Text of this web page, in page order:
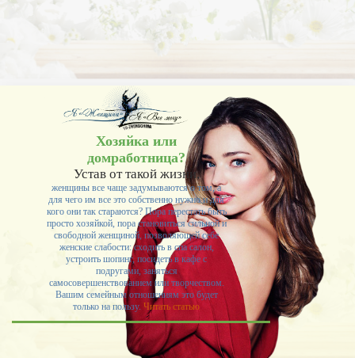
Хозяйка или
домработница?
Устав от такой жизни,
женщины все чаще задумываются о том, а
для чего им все это собственно нужно и для
кого они так стараются? Пора перестать быть
просто хозяйкой, пора становиться сильной и
свободной женщиной, позволяющей себе
женские слабости: сходить в спа салон,
устроить шопинг, посидеть в кафе с
подругами, заняться
самосовершенствованием или творчеством.
Вашим семейным отношениям это будет
только на пользу. Читать статью